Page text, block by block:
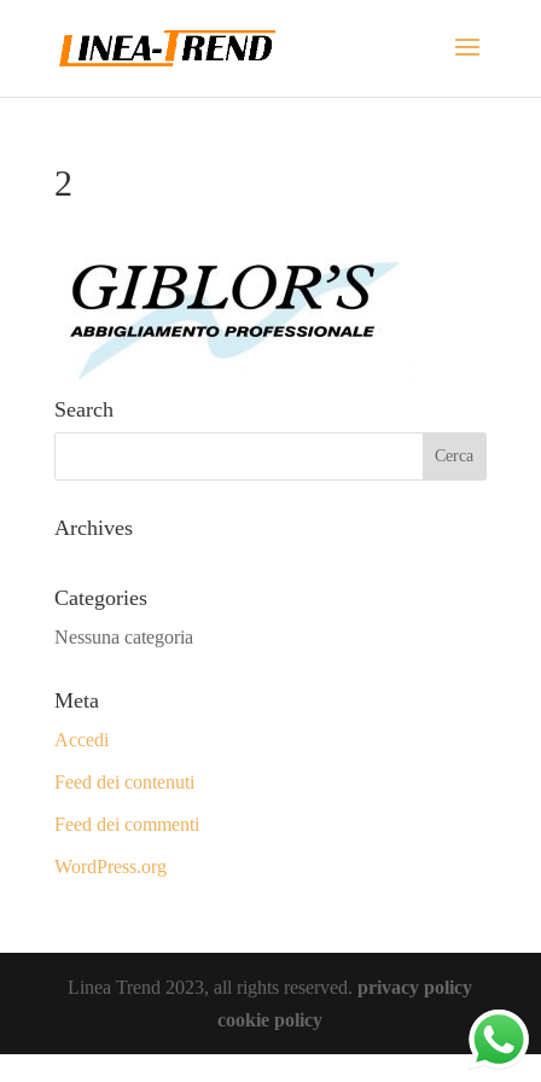
2
Search
Archives
Categories
Nessuna categoria
Meta
Accedi
Feed dei contenuti
Feed dei commenti
WordPress.org
Linea Trend 2023, all rights reserved.privacy policy
cookie policy